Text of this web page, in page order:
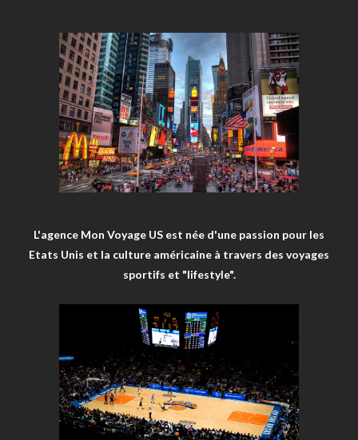
L'agence Mon Voyage US est née d'une passion pour les
Etats Unis et la culture américaine à travers des voyages
sportifs et "lifestyle".